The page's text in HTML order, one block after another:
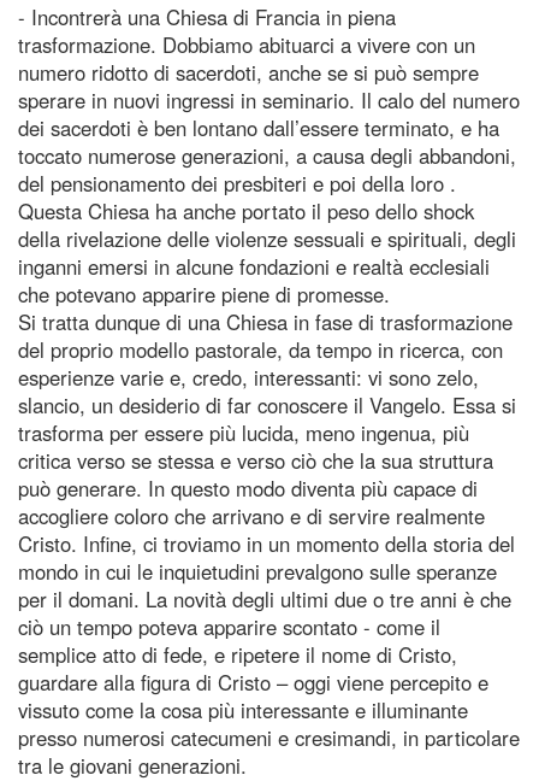
- Incontrerà una Chiesa di Francia in piena
trasformazione. Dobbiamo abituarci a vivere con un
numero ridotto di sacerdoti, anche se si può sempre
sperare in nuovi ingressi in seminario. Il calo del numero
dei sacerdoti è ben lontano dall’essere terminato, e ha
toccato numerose generazioni, a causa degli abbandoni,
del pensionamento dei presbiteri e poi della loro .
Questa Chiesa ha anche portato il peso dello shock
della rivelazione delle violenze sessuali e spirituali, degli
inganni emersi in alcune fondazioni e realtà ecclesiali
che potevano apparire piene di promesse.
Si tratta dunque di una Chiesa in fase di trasformazione
del proprio modello pastorale, da tempo in ricerca, con
esperienze varie e, credo, interessanti: vi sono zelo,
slancio, un desiderio di far conoscere il Vangelo. Essa si
trasforma per essere più lucida, meno ingenua, più
critica verso se stessa e verso ciò che la sua struttura
può generare. In questo modo diventa più capace di
accogliere coloro che arrivano e di servire realmente
Cristo. Infine, ci troviamo in un momento della storia del
mondo in cui le inquietudini prevalgono sulle speranze
per il domani. La novità degli ultimi due o tre anni è che
ciò un tempo poteva apparire scontato - come il
semplice atto di fede, e ripetere il nome di Cristo,
guardare alla figura di Cristo – oggi viene percepito e
vissuto come la cosa più interessante e illuminante
presso numerosi catecumeni e cresimandi, in particolare
tra le giovani generazioni.